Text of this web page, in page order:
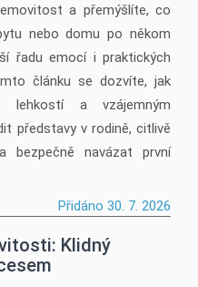
a přemýšlíte, co
nebo domu po někom
řadu emocí i praktických
článku se dozvíte, jak
a vzájemným
představy v rodině, citlivě
bezpečně navázat první
Přidáno 30. 7. 2026
Klidný